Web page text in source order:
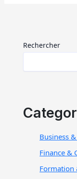
Rechercher
Business
Finance &
Formation